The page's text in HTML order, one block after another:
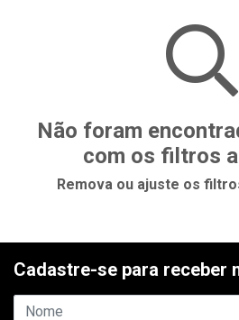
Não foram
com os filtros
Remova ou ajuste os
Cadastre-se para receber